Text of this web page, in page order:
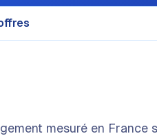
mesuré en France